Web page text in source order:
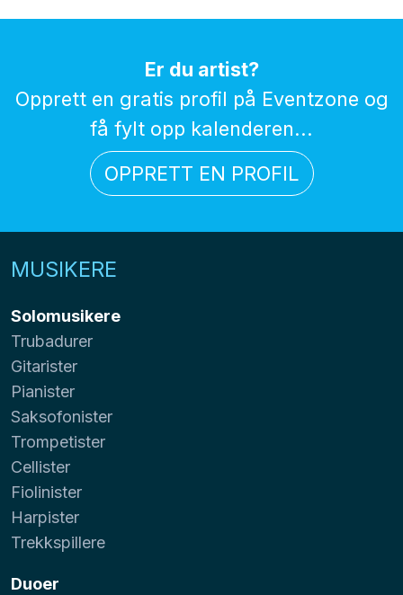
Er du artist?
Opprett en gratis profil på Eventzone og
få fylt opp kalenderen...
OPPRETT EN PROFIL
MUSIKERE
Solomusikere
Trubadurer
Gitarister
Pianister
Saksofonister
Trompetister
Cellister
Fiolinister
Harpister
Trekkspillere
Duoer